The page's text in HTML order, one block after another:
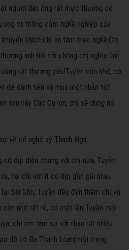
người đàn ông rất mực thương cô
và thông cảm nghề nghiệp của
khích chị an tâm theo nghề.Chị
anh.Đối với chồng chị nghĩa tình
rất thương yêu!Tuyền còn nhớ, có
để dành tiền và mua một nhẫn hột
sau này Cúc Cu lớn, chị sẽ dùng nó
có dịp diễn chung với chị nữa, Tuyền
hai chị em ít có dịp gần gũi nhau
Sài Gòn, Tuyền đều đến thăm chị và
còn nhớ rất rõ, có một lần Tuyền mời
chị em tâm sự với nhau rất nhiều
đó cô Ba Thanh Loan(một trong